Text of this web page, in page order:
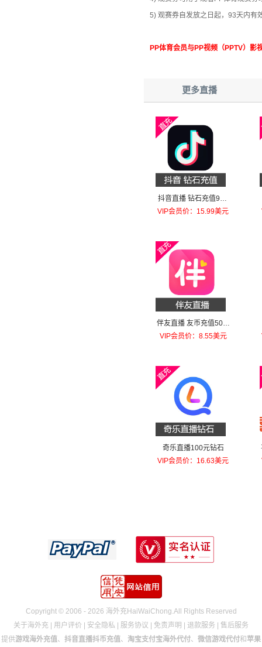
5) 观赛券自发放之日起，93天内有
PP体育会员与PP视频（PPTV）影
更多直播
抖音直播 钻石充值980
钻石（特价每日限购一
VIP会员价：15.99美元
伴友直播 友币充值50元
友币
VIP会员价：8.55美元
奇乐直播100元钻石
VIP会员价：16.63美元
Copyright © 2006 - 2026 海外充HaiWaiChong.All Rights Reserved
关于海外充
用户评价 安全隐私 服务协议 免责声明 退款服务
售后服务
提供游戏海外充值、 抖音直播抖币充值、 淘宝支付宝海外代付、 微信游戏代付和 苹果